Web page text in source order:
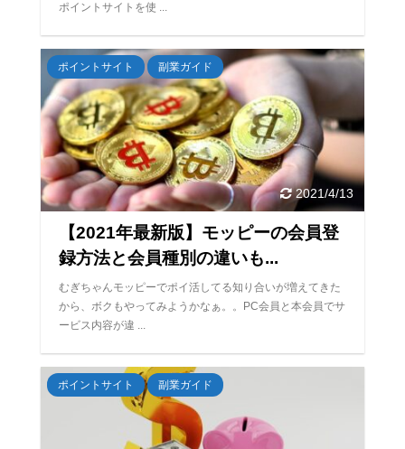
ポイントサイトを使 ...
2021/4/13
ポイントサイト 副業ガイド
【2021年最新版】モッピーの会員登
録方法と会員種別の違いも...
むぎちゃんモッピーでポイ活してる知り合いが増えてきた
から、ボクもやってみようかなぁ。。PC会員と本会員でサ
ービス内容が違 ...
ポイントサイト 副業ガイド